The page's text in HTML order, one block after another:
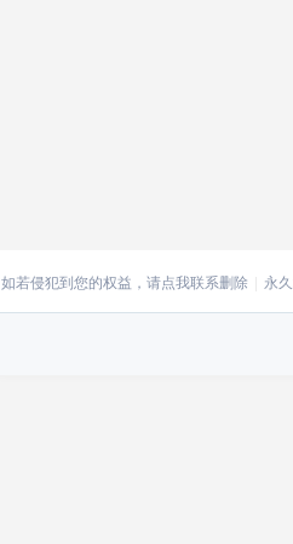
如若侵犯到您的权益，请点我联系删除 永